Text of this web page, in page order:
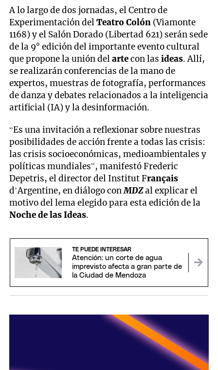
A lo largo de dos jornadas, el Centro de
Experimentación delTeatro Colón (Viamonte
1168) y el Salón Dorado (Libertad 621) serán sede
de la 9° edición del importante evento cultural
que propone la unión delartecon lasideas. Allí,
se realizarán conferencias de la mano de
expertos, muestras de fotografía, performances
de danza y debates relacionados a la inteligencia
artificial (IA) y la desinformación.
“Es una invitación a reflexionar sobre nuestras
posibilidades de acción frente a todas las crisis:
las crisis socioeconómicas, medioambientales y
políticas mundiales”, manifestó Frederic
Depetris, el director del Institut Français
d’Argentine, en diálogo conMDZal explicar el
motivo del lema elegido para esta edición de la
Noche de las Ideas.
TE PUEDE INTERESAR
Atención: un corte de agua
imprevisto afecta a gran parte de
la Ciudad de Mendoza